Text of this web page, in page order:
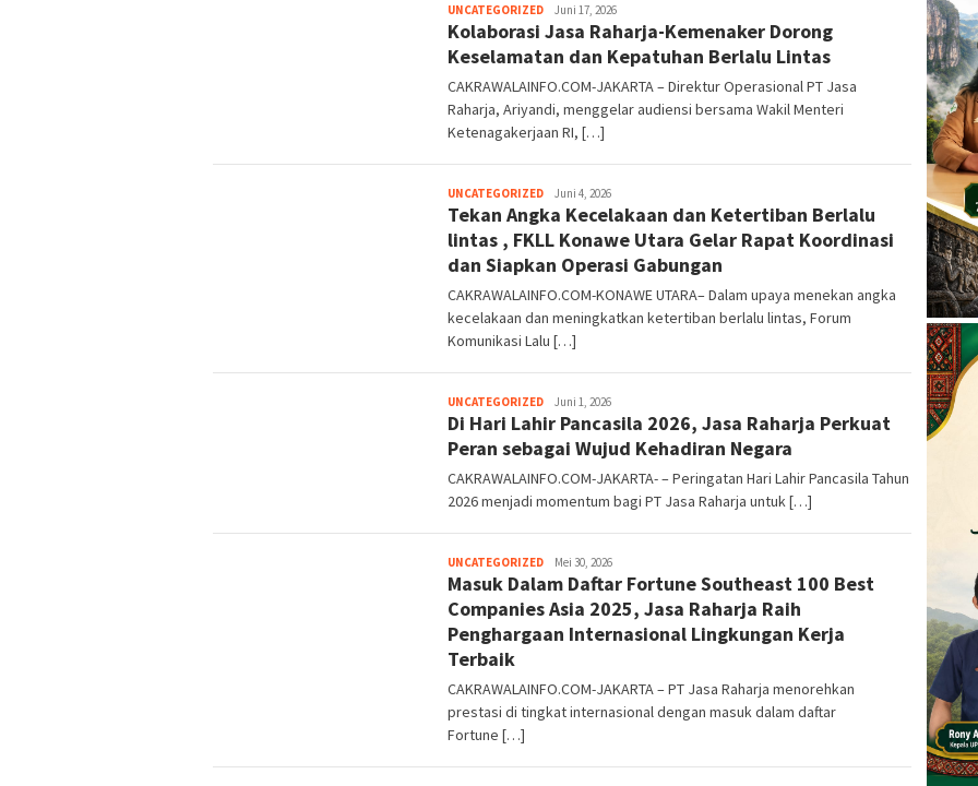
UNCATEGORIZED Kusuma
Perwira
Juni 17, 2026
Kolaborasi Jasa Raharja-Kemenaker Dorong
Keselamatan dan Kepatuhan Berlalu Lintas
CAKRAWALAINFO.COM-JAKARTA – Direktur Operasional PT Jasa
Raharja, Ariyandi, menggelar audiensi bersama Wakil Menteri
Ketenagakerjaan RI, […]
UNCATEGORIZED Kusuma
Perwira
Juni 4, 2026
Tekan Angka Kecelakaan dan Ketertiban Berlalu
lintas , FKLL Konawe Utara Gelar Rapat Koordinasi
dan Siapkan Operasi Gabungan
CAKRAWALAINFO.COM-KONAWE UTARA– Dalam upaya menekan angka
kecelakaan dan meningkatkan ketertiban berlalu lintas, Forum
Komunikasi Lalu […]
UNCATEGORIZED Kusuma
Perwira
Juni 1, 2026
Di Hari Lahir Pancasila 2026, Jasa Raharja Perkuat
Peran sebagai Wujud Kehadiran Negara
CAKRAWALAINFO.COM-JAKARTA- – Peringatan Hari Lahir Pancasila Tahun
2026 menjadi momentum bagi PT Jasa Raharja untuk […]
UNCATEGORIZED Kusuma
Perwira
Mei 30, 2026
Masuk Dalam Daftar Fortune Southeast 100 Best
Companies Asia 2025, Jasa Raharja Raih
Penghargaan Internasional Lingkungan Kerja
Terbaik
CAKRAWALAINFO.COM-JAKARTA – PT Jasa Raharja menorehkan
prestasi di tingkat internasional dengan masuk dalam daftar
Fortune […]